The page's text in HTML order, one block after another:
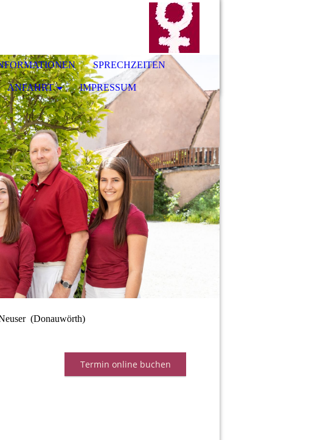
SPRECHZEITEN
ANFAHRT IMPRESSUM
(Donauwörth)